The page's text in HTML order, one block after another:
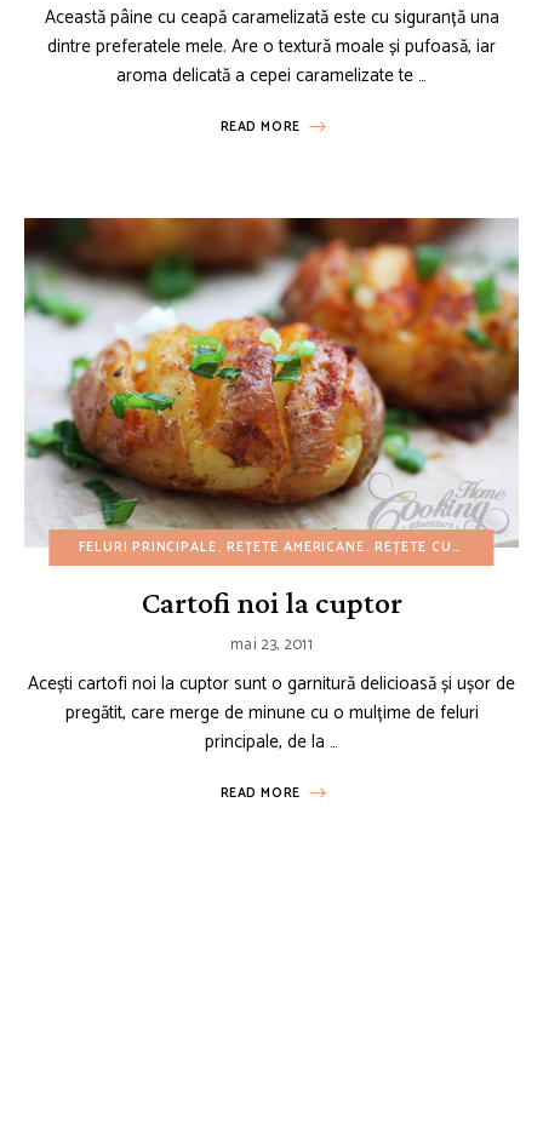
Această pâine cu ceapă caramelizată este cu siguranță una
dintre preferatele mele. Are o textură moale și pufoasă, iar
aroma delicată a cepei caramelizate te …
READ MORE
FELURI PRINCIPALE REȚETE AMERICANE REȚETE CU BUGET REDUS
Cartofi noi la cuptor
mai 23, 2011
Acești cartofi noi la cuptor sunt o garnitură delicioasă și ușor de
pregătit, care merge de minune cu o mulțime de feluri
principale, de la …
READ MORE